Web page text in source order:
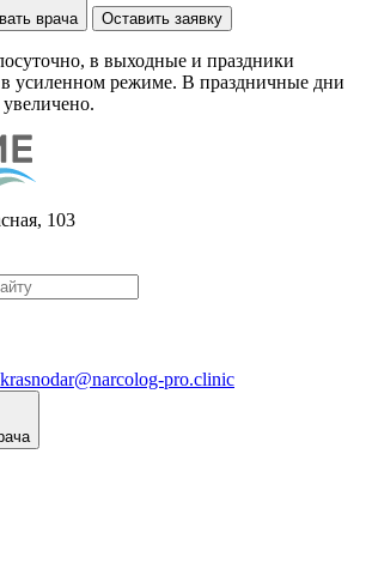
врача Оставить заявку
в выходные и праздники
усиленном режиме. В праздничные дни
103
krasnodar@narcolog-pro.clinic